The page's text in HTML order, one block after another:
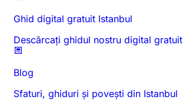
Ghid digital gratuit Istanbul
Descărcați ghidul nostru digital gratuit
Blog
Sfaturi, ghiduri și povești din Istanbul